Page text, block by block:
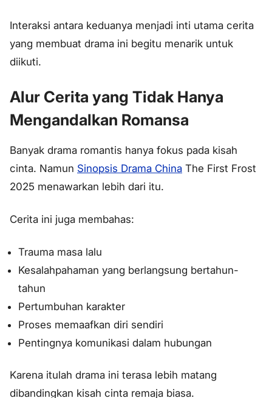
Interaksi antara keduanya menjadi inti utama cerita
yang membuat drama ini begitu menarik untuk
diikuti.
Alur Cerita yang Tidak Hanya
Mengandalkan Romansa
Banyak drama romantis hanya fokus pada kisah
cinta. Namun Sinopsis Drama China The First Frost
2025 menawarkan lebih dari itu.
Cerita ini juga membahas:
Trauma masa lalu
Kesalahpahaman yang berlangsung bertahun-
tahun
Pertumbuhan karakter
Proses memaafkan diri sendiri
Pentingnya komunikasi dalam hubungan
Karena itulah drama ini terasa lebih matang
dibandingkan kisah cinta remaja biasa.